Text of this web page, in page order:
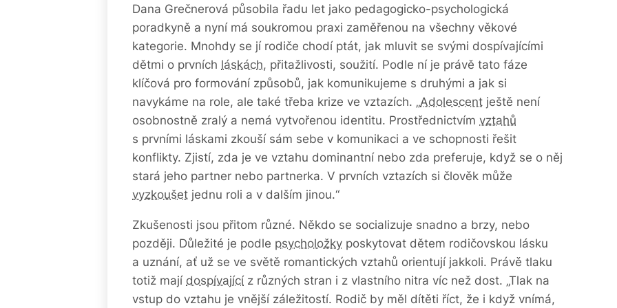
Dana Grečnerová působila řadu let jako pedagogicko-psychologická
poradkyně a nyní má soukromou praxi zaměřenou na všechny věkové
kategorie. Mnohdy se jí rodiče chodí ptát, jak mluvit se svými dospívajícími
dětmi o prvních láskách, přitažlivosti, soužití. Podle ní je právě tato fáze
klíčová pro formování způsobů, jak komunikujeme s druhými a jak si
navykáme na role, ale také třeba krize ve vztazích. „Adolescent ještě není
osobnostně zralý a nemá vytvořenou identitu. Prostřednictvím vztahů
s prvními láskami zkouší sám sebe v komunikaci a ve schopnosti řešit
konflikty. Zjistí, zda je ve vztahu dominantní nebo zda preferuje, když se o něj
stará jeho partner nebo partnerka. V prvních vztazích si člověk může
vyzkoušet jednu roli a v dalším jinou.“
Zkušenosti jsou přitom různé. Někdo se socializuje snadno a brzy, nebo
později. Důležité je podle psycholožky poskytovat dětem rodičovskou lásku
a uznání, ať už se ve světě romantických vztahů orientují jakkoli. Právě tlaku
totiž mají dospívající z různých stran i z vlastního nitra víc než dost. „Tlak na
vstup do vztahu je vnější záležitostí. Rodič by měl dítěti říct, že i když vnímá,